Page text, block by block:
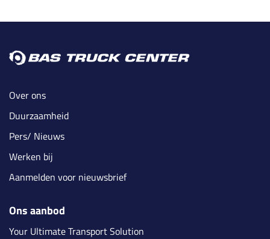
Over ons
Duurzaamheid
Pers/ Nieuws
Werken bij
Aanmelden voor nieuwsbrief
Ons aanbod
Your Ultimate Transport Solution